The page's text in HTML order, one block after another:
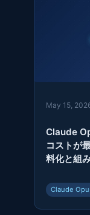
May 15,
Claude
コストが
料化と組
Claude